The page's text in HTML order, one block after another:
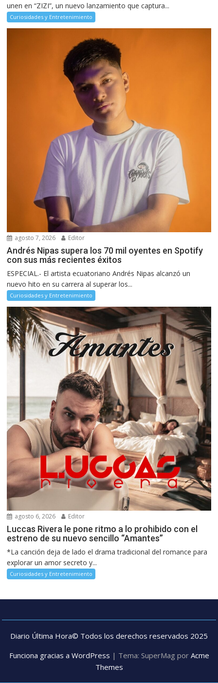
unen en “ZIZI”, un nuevo lanzamiento que captura...
Curiosidades y Entretenimiento
agosto 7, 2026 Editor
Andrés Nipas supera los 70 mil oyentes en Spotify
con sus más recientes éxitos
ESPECIAL.- El artista ecuatoriano Andrés Nipas alcanzó un
nuevo hito en su carrera al superar los...
Curiosidades y Entretenimiento
agosto 6, 2026 Editor
Luccas Rivera le pone ritmo a lo prohibido con el
estreno de su nuevo sencillo “Amantes”
*La canción deja de lado el drama tradicional del romance para
explorar un amor secreto y...
Curiosidades y Entretenimiento
Diario Última Hora© Todos los derechos reservados 2025
Funciona gracias a WordPress | Tema: SuperMag por Acme
Themes